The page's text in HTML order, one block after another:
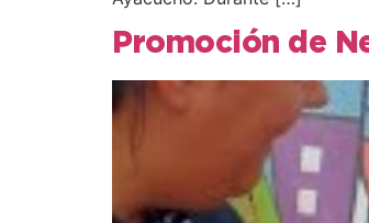
Promoción de